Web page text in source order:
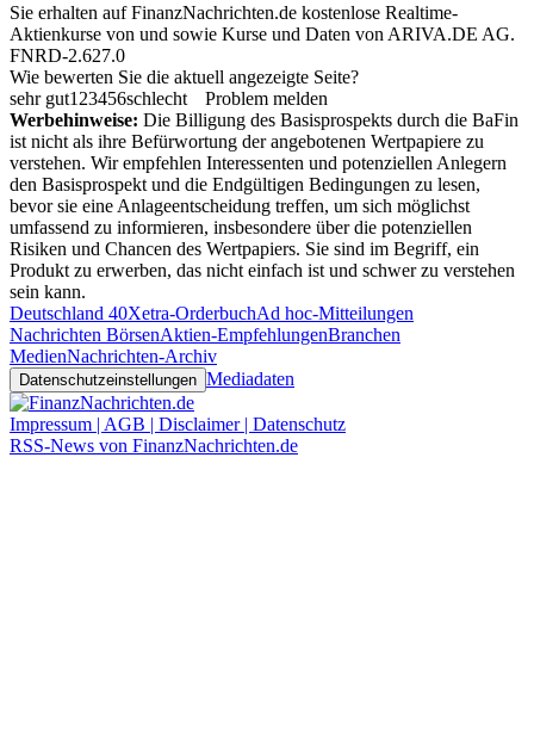
Sie erhalten auf FinanzNachrichten.de kostenlose Realtime-
Aktienkurse von und sowie Kurse und Daten von ARIVA.DE AG.
FNRD-2.627.0
Wie bewerten Sie die aktuell angezeigte Seite?
sehr gut1 23456schlecht
Problem melden
Werbehinweise: Die Billigung des Basisprospekts durch die BaFin
ist nicht als ihre Befürwortung der angebotenen Wertpapiere zu
verstehen. Wir empfehlen Interessenten und potenziellen Anlegern
den Basisprospekt und die Endgültigen Bedingungen zu lesen,
bevor sie eine Anlageentscheidung treffen, um sich möglichst
umfassend zu informieren, insbesondere über die potenziellen
Risiken und Chancen des Wertpapiers. Sie sind im Begriff, ein
Produkt zu erwerben, das nicht einfach ist und schwer zu verstehen
sein kann.
Deutschland 40Xetra-OrderbuchAd hoc-Mitteilungen
Nachrichten BörsenAktien-EmpfehlungenBranchen
MedienNachrichten-Archiv
Datenschutzeinstellungen Mediadaten
Impressum | AGB | Disclaimer | Datenschutz
RSS-News von FinanzNachrichten.de